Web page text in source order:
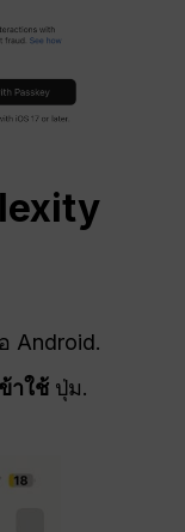
Android.
าใช้ ปุ่ม.